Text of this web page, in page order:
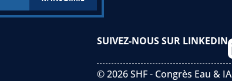
SUIVEZ-NOUS SUR LINKEDIN
© 2026 SHF - Congrès Eau & IA